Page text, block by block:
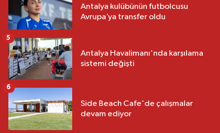
Antalya kulübünün futbolcusu
Avrupa’ya transfer oldu
Antalya Havalimanı'nda karşılama
sistemi değişti
5
Side Beach Cafe'de çalışmalar
devam ediyor
6